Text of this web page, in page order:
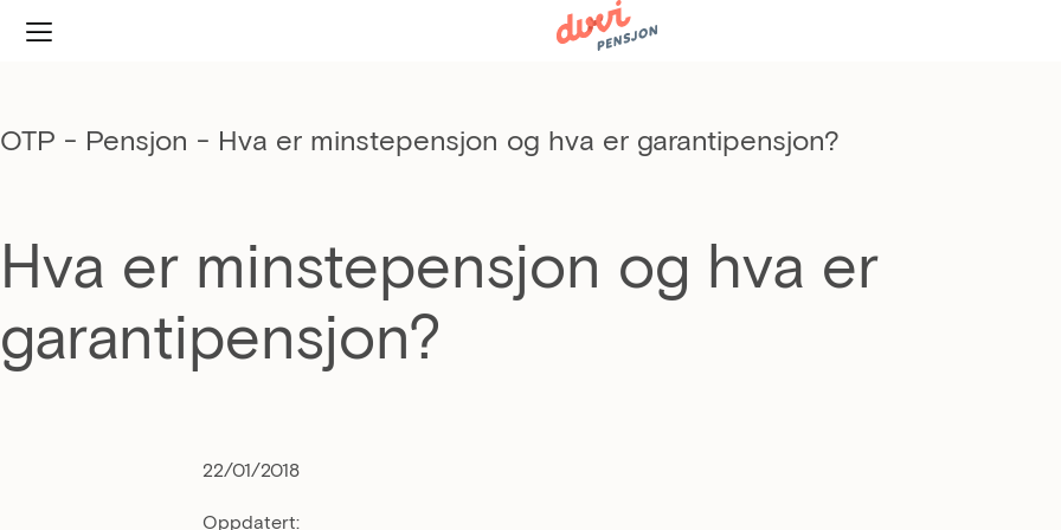
OTP - Pensjon - Hva er minstepensjon og hva er garantipensjon?
Hva er minstepensjon og hva er
garantipensjon?
22/01/2018
Oppdatert: